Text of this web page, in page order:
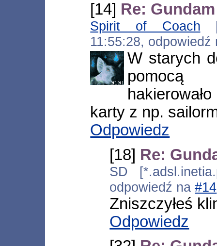
[14] Re:
Spirit of Coach
11:55:28,
W starych
pomocą
karty z np.
Odpowiedz
[18] Re:
SD
odpowiedź na#14
Zniszczyłeś
Odpowiedz